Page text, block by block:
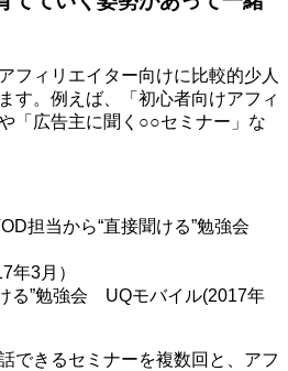
フィリエイター向けに比較的少人
す。例えば、「初心者向けアフィ
「広告主に聞く○○セミナー」な
担当から“直接聞ける”勉強会
年3月）
る”勉強会 UQモバイル(2017年
できるセミナーを複数回と、アフ